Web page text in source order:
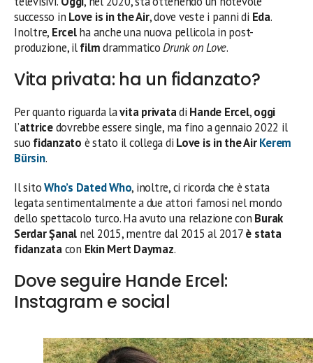
successo in Love is in the Air, dove veste i panni di Eda.
Inoltre, Ercelha anche una nuova pellicola in post-
produzione, ilfilmdrammaticoDrunk on Love.
Vita privata: ha un fidanzato?
Per quanto riguarda lavita privatadi Hande Ercel,oggi
l’attricedovrebbe essere single, ma fino a gennaio 2022 il
suo fidanzato è stato il collega di Love is in the AirKerem
Bürsin.
Il sitoWho’s Dated Who, inoltre, ci ricorda che è stata
legata sentimentalmente a due attori famosi nel mondo
dello spettacolo turco. Ha avuto una relazione con Burak
Serdar Şanal nel 2015, mentre dal 2015 al 2017è stata
fidanzatacon Ekin Mert Daymaz.
Dove seguire Hande Ercel:
Instagram e social